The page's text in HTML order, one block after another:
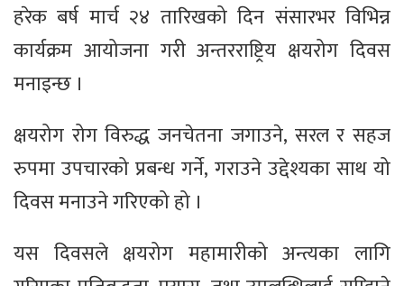
हरेक बर्ष मार्च २४ तारिखको दिन संसारभर विभिन्न
कार्यक्रम आयोजना गरी अन्तरराष्ट्रिय क्षयरोग दिवस
मनाइन्छ ।
क्षयरोग रोग विरुद्ध जनचेतना जगाउने, सरल र सहज
रुपमा उपचारको प्रबन्ध गर्ने, गराउने उद्देश्यका साथ यो
दिवस मनाउने गरिएको हो ।
यस दिवसले क्षयरोग महामारीको अन्त्यका लागि